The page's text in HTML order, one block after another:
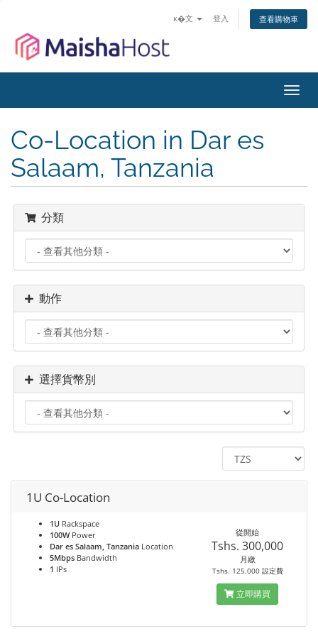
ĸ�文 登入 查看購物車
切
換
Co-Location in Dar es
Salaam, Tanzania
分類
動作
選擇貨幣別
1U Co-Location
1U Rackspace
100WPower
Dar es Salaam, Tanzania Location
5Mbps Bandwidth
1 IPs
從開始
Tshs. 300,000
月繳
Tshs. 125,000 設定費
立即購買